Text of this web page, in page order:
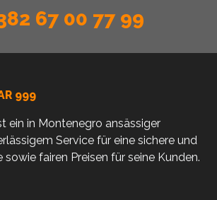
67 00 77 99
999
ein in Montenegro ansässiger
Service für eine sichere und
fairen Preisen für seine Kunden.